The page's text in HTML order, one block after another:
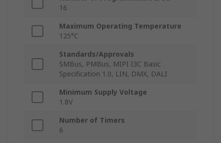
16
Maximum Operating Temperature
125°C
Standards/Approvals
SMBus, PMBus, MIPI I3C Basic
Specification 1.0, LIN, DMX, DALI
Minimum Supply Voltage
1.8V
Number of Timers
6